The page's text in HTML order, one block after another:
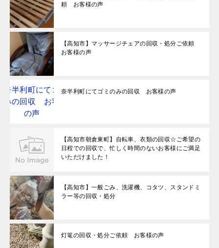
頼 お客様の声
【高知市】マッサージチェアの回収・処分ご依頼
お客様の声
奈半利町にてゴミのみの回収 お客様の声
【高知市朝倉東町】自転車、衣類の回収☆ご希望の
日程での回収で、忙しく時間のないお客様にご満足
いただけました！
【高知市】一般ごみ、洗濯機、コタツ、スタンドミ
ラー等の回収・処分
灯篭の回収・処分ご依頼 お客様の声